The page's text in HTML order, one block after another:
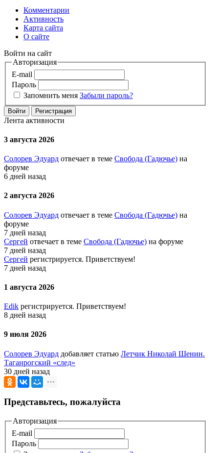
Комментарии
Активность
Карта сайта
О сайте
Войти на сайт
Авторизация
E-mail
Пароль
Запомнить меня Забыли пароль?
Войти Регистрация
Лента активности
3 августа 2026
Солорев Эдуард отвечает в теме Свобода (Гадючье) на
форуме
6 дней назад
2 августа 2026
Солорев Эдуард отвечает в теме Свобода (Гадючье) на
форуме
7 дней назад
Сергей отвечает в теме Свобода (Гадючье) на форуме
7 дней назад
Сергей регистрируется. Приветствуем!
7 дней назад
1 августа 2026
Edik регистрируется. Приветствуем!
8 дней назад
9 июля 2026
Солорев Эдуард добавляет статью Летчик Николай Шенин.
Таганрогский «след»
30 дней назад
Представьтесь, пожалуйста
Авторизация
E-mail
Пароль